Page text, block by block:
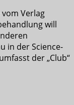
Verlag
will
in der Science-
der „Club“